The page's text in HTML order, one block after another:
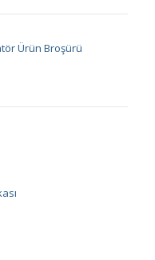
Ürün Broşürü